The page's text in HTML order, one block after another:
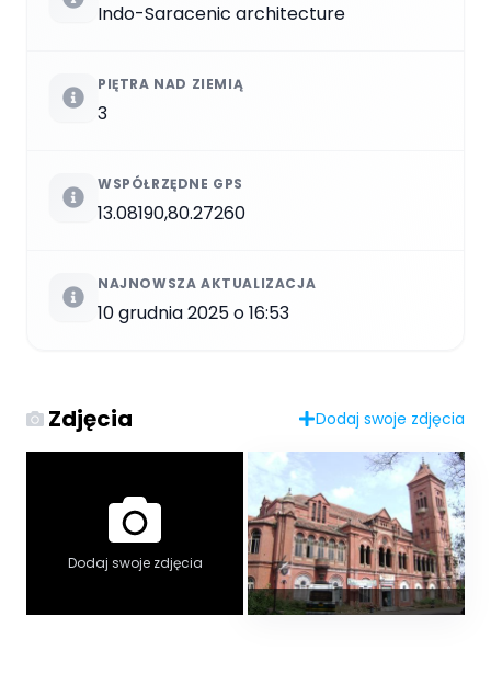
Indo-Saracenic architecture
PIĘTRA NAD ZIEMIĄ
3
WSPÓŁRZĘDNE GPS
13.08190,80.27260
NAJNOWSZA AKTUALIZACJA
10 grudnia 2025 o 16:53
Zdjęcia Dodaj swoje zdjęcia
Dodaj swoje zdjęcia